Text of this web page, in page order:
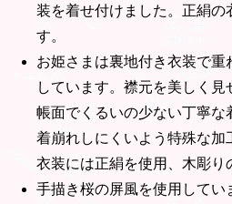
装を着せ付けました。正絹の
す。
お姫さまは裏地付き衣装で重
しています。襟元を美しく
帳面でくるいの少ない丁寧な
着崩れしにくいよう特殊な加
衣装には正絹を使用、木彫り
手描き桜の屏風を使用してい